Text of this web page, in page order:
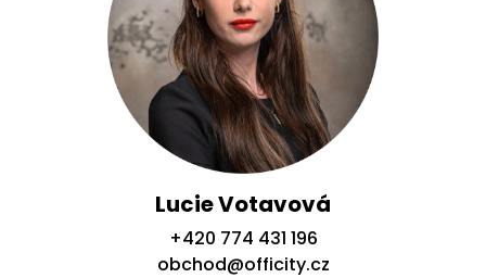
Lucie Votavová
+420 774 431 196
obchod@officity.cz